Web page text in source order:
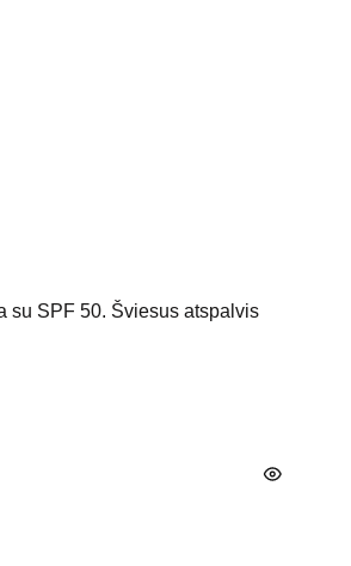
su SPF 50. Šviesus atspalvis